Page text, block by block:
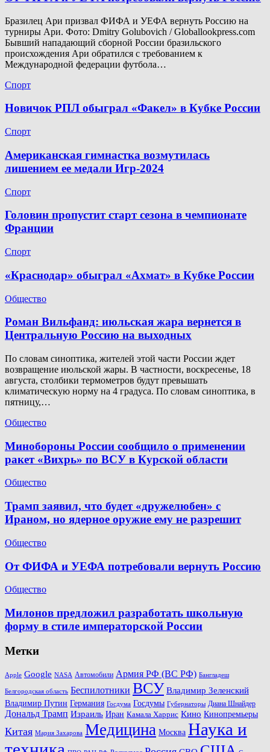
Бразилец Ари призвал ФИФА и УЕФА вернуть Россию на
турниры Ари. Фото: Dmitry Golubovich / Globallookpress.com
Бывший нападающий сборной России бразильского
происхождения Ари обратился с требованием к
Международной федерации футбола…
Спорт
Новичок РПЛ обыграл «Факел» в Кубке России
Спорт
Американская гимнастка возмутилась
лишением ее медали Игр-2024
Спорт
Головин пропустит старт сезона в чемпионате
Франции
Спорт
«Краснодар» обыграл «Ахмат» в Кубке России
Общество
Роман Вильфанд: июльская жара вернется в
Центральную Россию на выходных
По словам синоптика, жителей этой части России ждет
возвращение июльской жары. В частности, воскресенье, 18
августа, столбики термометров будут превышать
климатическую норму на 4 градуса. По словам синоптика, в
пятницу,…
Общество
Минобороны России сообщило о применении
ракет «Вихрь» по ВСУ в Курской области
Общество
Трамп заявил, что будет «дружелюбен» с
Ираном, но ядерное оружие ему не разрешит
Общество
От ФИФА и УЕФА потребовали вернуть Россию
Общество
Милонов предложил разработать школьную
форму в стиле императорской России
Метки
Apple Google NASA Автомобили Армия РФ (ВС РФ) Бангладеш
Белгородская область Беспилотники ВСУ Владимир Зеленский
Владимир Путин Германия Госдума Госдумы Губернаторы Диана Шнайдер
Дональд Трамп Израиль Иран Камала Харрис Кино Кинопремьеры
Китая Мария Захарова Медицина Москва Наука и